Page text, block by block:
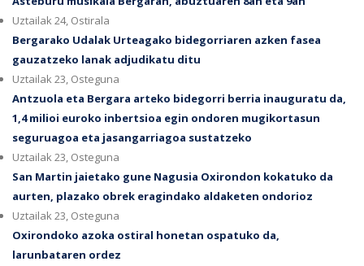
Uztailak 24, Ostirala
Bergarako Udalak Urteagako bidegorriaren azken fasea
gauzatzeko lanak adjudikatu ditu
Uztailak 23, Osteguna
Antzuola eta Bergara arteko bidegorri berria inauguratu da,
1,4 milioi euroko inbertsioa egin ondoren mugikortasun
seguruagoa eta jasangarriagoa sustatzeko
Uztailak 23, Osteguna
San Martin jaietako gune Nagusia Oxirondon kokatuko da
aurten, plazako obrek eragindako aldaketen ondorioz
Uztailak 23, Osteguna
Oxirondoko azoka ostiral honetan ospatuko da,
larunbataren ordez